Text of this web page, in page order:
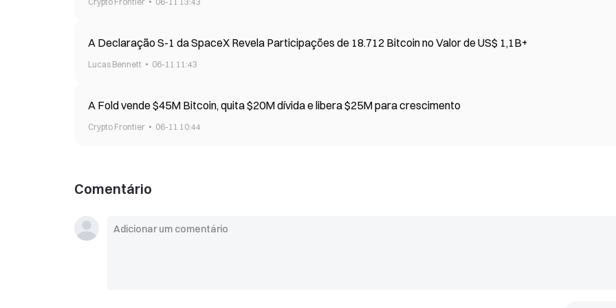
A Declaração S-1 da SpaceX Revela Participações de 18.712 Bitcoin no Valor de US$ 1,1B+
Lucas Bennett 06-11 11:43
A Fold vende $45M Bitcoin, quita $20M dívida e libera $25M para crescimento
Crypto Frontier 06-11 10:44
Comentário